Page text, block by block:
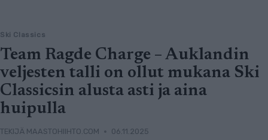
Ski Classics
Team Ragde Charge – Auklandin
veljesten talli on ollut mukana Ski
Classicsin alusta asti ja aina
huipulla
TEKIJÄ MAASTOHIIHTO.COM 06.11.2025